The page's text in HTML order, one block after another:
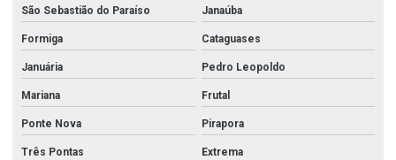
São Sebastião do Paraíso Janaúba
Formiga Cataguases
Januária Pedro Leopoldo
Mariana Frutal
Ponte Nova Pirapora
Três Pontas Extrema